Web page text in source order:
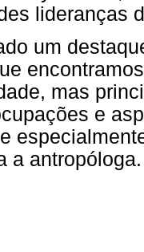
lideranças
um
mas
e
a antropóloga.